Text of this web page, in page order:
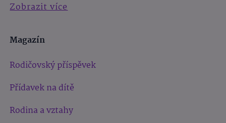
Zobrazit více
Magazín
Rodičovský příspěvek
Přídavek na dítě
Rodina a vztahy